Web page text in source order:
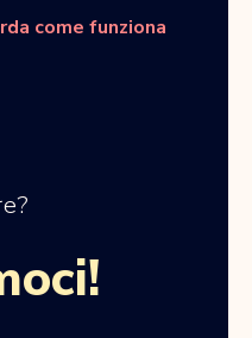
come funziona